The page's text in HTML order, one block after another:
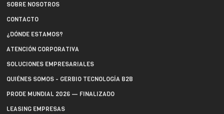
SOBRE NOSOTROS
CONTACTO
¿DÓNDE ESTAMOS?
ATENCIÓN CORPORATIVA
SOLUCIONES EMPRESARIALES
QUIÉNES SOMOS - GERBIO TECNOLOGÍA B2B
PRODE MUNDIAL 2026 — FINALIZADO
LEASING EMPRESAS